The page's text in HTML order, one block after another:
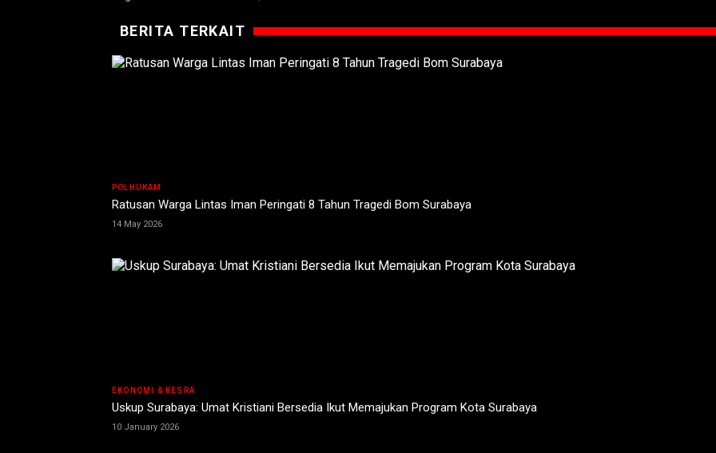
BERITA TERKAIT
POLHUKAM
Ratusan Warga Lintas Iman Peringati 8 Tahun Tragedi Bom Surabaya
14 May 2026
EKONOMI & KESRA
Uskup Surabaya: Umat Kristiani Bersedia Ikut Memajukan Program Kota Surabaya
10 January 2026